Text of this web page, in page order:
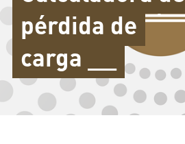
AQUATHERM BLACK
AQUATHERM BLUE
pérdida de
carga __